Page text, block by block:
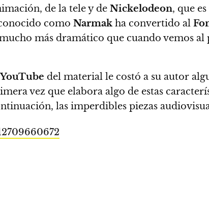
de la tele y de Nickelodeon, que
como Narmak ha convertido al
más dramático que cuando vemos
YouTube del material le costó a su autor
vez que elabora algo de estas
las imperdibles piezas